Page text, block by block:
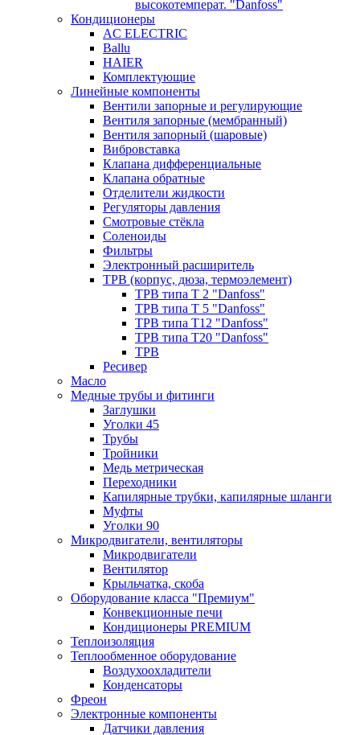
высокотемперат. "Danfoss"
Кондиционеры
AC ELECTRIC
Ballu
HAIER
Комплектующие
Линейные компоненты
Вентили запорные и регулирующие
Вентиля запорные (мембранный)
Вентиля запорный (шаровые)
Вибровставка
Клапана дифференциальные
Клапана обратные
Отделители жидкости
Регуляторы давления
Смотровые стёкла
Соленоиды
Фильтры
Электронный расширитель
ТРВ (корпус, дюза, термоэлемент)
ТРВ типа Т 2 "Danfoss"
ТРВ типа Т 5 "Danfoss"
ТРВ типа Т12 "Danfoss"
ТРВ типа Т20 "Danfoss"
ТРВ
Ресивер
Масло
Медные трубы и фитинги
Заглушки
Уголки 45
Трубы
Тройники
Медь метрическая
Переходники
Капилярные трубки, капилярные шланги
Муфты
Уголки 90
Микродвигатели, вентиляторы
Микродвигатели
Вентилятор
Крыльчатка, скоба
Оборудование класса "Премиум"
Конвекционные печи
Кондиционеры PREMIUM
Теплоизоляция
Теплообменное оборудование
Воздухоохладители
Конденсаторы
Фреон
Электронные компоненты
Датчики давления